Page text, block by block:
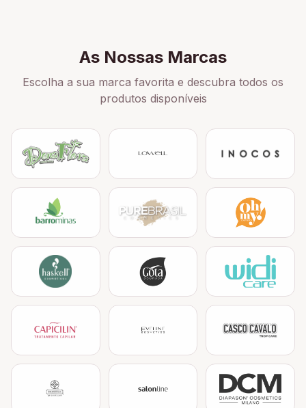
As Nossas Marcas
Escolha a sua marca favorita e descubra todos os
produtos disponíveis